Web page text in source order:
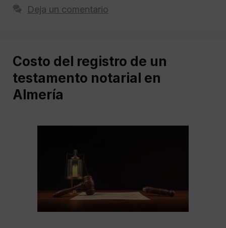
Deja un comentario
Costo del registro de un
testamento notarial en
Almería